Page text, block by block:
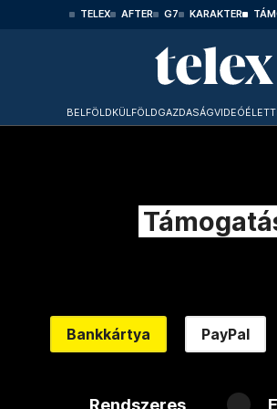
TELEX AFTER G7 KARAKTER
BELFÖLDKÜLFÖLDGAZDASÁGVIDEÓÉLET
Bankkártya PayPal
Rendszeres